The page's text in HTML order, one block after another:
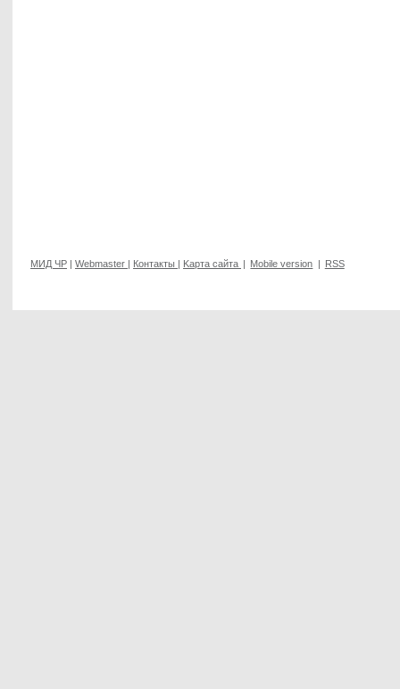
МИД ЧР | Webmaster | Контакты | Kарта сайта | Mobile version | RSS